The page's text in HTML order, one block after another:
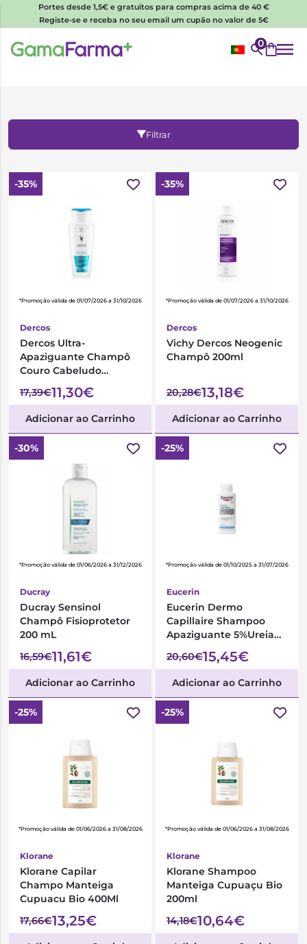
Portes desde 1,5€ e gratuitos para compras acima de 40 €
Registe-se e receba no seu email um cupão no valor de 5€
0
Filtrar
-35%
*Promoção válida de 01/07/2026 a 31/10/2026
Dercos
Dercos Ultra-
Apaziguante Champô
Couro Cabeludo
Sensível e Reativo
Cabelos Secos 200ml
17,39€11,30€
Adicionar ao Carrinho
-35%
*Promoção válida de 01/07/2026 a 31/10/2026
Dercos
Vichy Dercos Neogenic
Champô 200ml
20,28€13,18€
Adicionar ao Carrinho
-30%
*Promoção válida de 01/06/2026 a 31/12/2026
Ducray
Ducray Sensinol
Champô Fisioprotetor
200 mL
16,59€11,61€
Adicionar ao Carrinho
-25%
*Promoção válida de 01/10/2025 a 31/07/2026
Eucerin
Eucerin Dermo
Capillaire Shampoo
Apaziguante 5%Ureia
20,60€15,45€
Adicionar ao Carrinho
-25%
*Promoção válida de 01/06/2026 a 31/08/2026
Klorane
Klorane Capilar
Champo Manteiga
Cupuacu Bio 400Ml
17,66€13,25€
-25%
*Promoção válida de 01/06/2026 a 31/08/2026
Klorane
Klorane Shampoo
Manteiga Cupuaçu Bio
200ml
14,18€10,64€